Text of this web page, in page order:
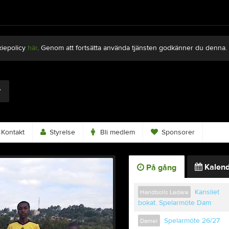
här. Genom att fortsätta använda tjänsten godkänner du denna.
Styrelse Bli medlem Sponsorer
På gång
Handbolls Ledare
Kansliet
bokat. Spelarmöte Dam
Damer Spelarmöte 26/27